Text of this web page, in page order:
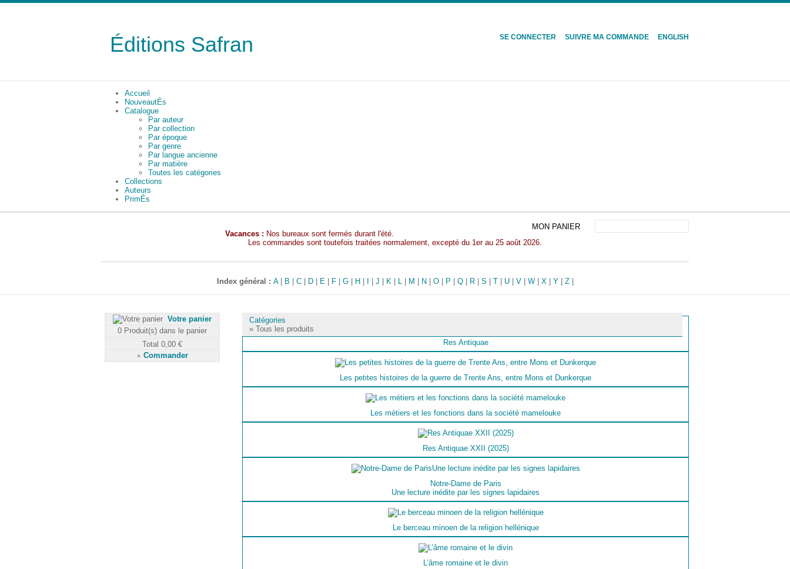
Éditions Safran SE CONNECTER SUIVRE MA COMMANDE ENGLISH
Accueil
NouveautÉs
Catalogue
Par auteur
Par collection
Par époque
Par genre
Par langue ancienne
Par matière
Toutes les catégories
Collections
Auteurs
PrimÉs
MON PANIER
Vacances : Nos bureaux sont fermés durant l'été.
Les commandes sont toutefois traitées normalement, excepté du 1er au 25 août 2026.
Index général : A| B C| D| E| F| G| H J K| L| M N O| P Q| R| S T| U| V| W| X| Y| Z|
Catégories
» Tous les produits
Res Antiquae
Les petites histoires de la guerre de Trente Ans, entre Mons et Dunkerque
Les métiers et les fonctions dans la société mamelouke
Res Antiquae XXII (2025)
Notre-Dame de Paris
Une lecture inédite par les signes lapidaires
Le berceau minoen de la religion hellénique
L’âme romaine et le divin
Votre panier
0 Produit(s) dans le panier
Total 0,00 €
» Commander